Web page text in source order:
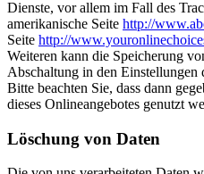
Dienste, vor allem im Fall des
amerikanische Seite http://
Seite http://
Weiteren kann die Speicherung
Abschaltung in den Einstellungen
Bitte beachten Sie, dass dann
dieses Onlineangebotes genutzt
Löschung von Daten